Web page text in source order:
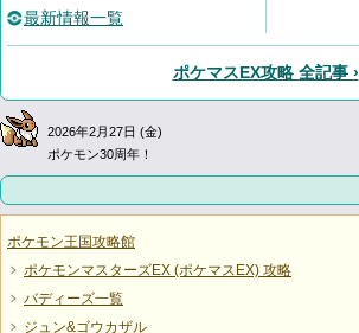
最新情報一覧
ポケマスEX攻略 全記事 ›
2026年2月27日 (金)
ポケモン30周年！
ポケモン王国攻略館
ポケモンマスターズEX (ポケマスEX) 攻略
バディーズ一覧
ジュン&ゴウカザル